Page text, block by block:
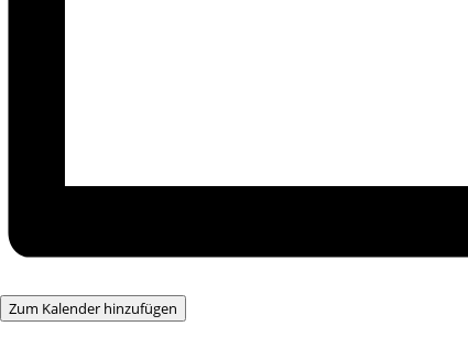
Zum Kalender hinzufügen